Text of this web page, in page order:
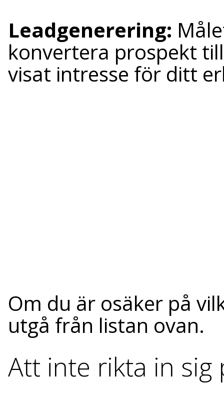
Leadgenerering:
konvertera prospekt
visat intresse för ditt
Om du är osäker på
utgå från listan ovan.
Att inte rikta in